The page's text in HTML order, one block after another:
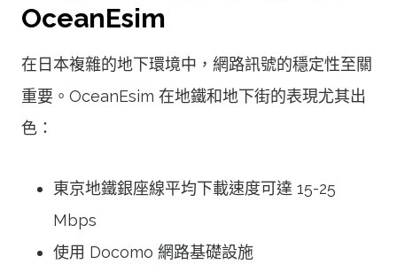
OceanEsim
在日本複雜的地下環境中，網路訊號的穩定性至關
重要。OceanEsim 在地鐵和地下街的表現尤其出
色：
東京地鐵銀座線平均下載速度可達 15-25
Mbps
使用 Docomo 網路基礎設施